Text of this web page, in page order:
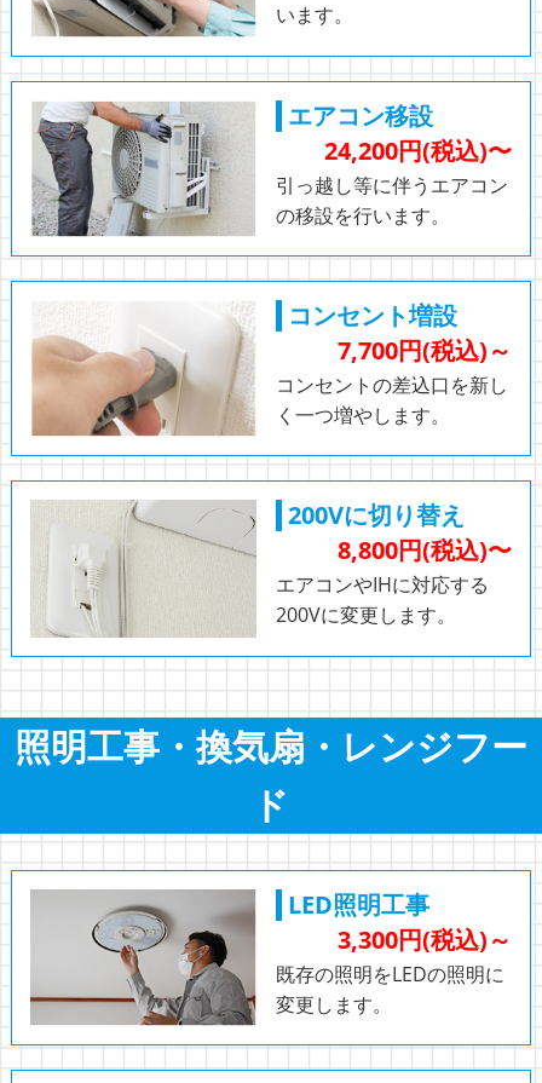
います。
エアコン移設
24,200円(税込)〜
引っ越し等に伴うエアコン
の移設を行います。
コンセント増設
7,700円(税込)～
コンセントの差込口を新し
く一つ増やします。
200Vに切り替え
8,800円(税込)〜
エアコンやIHに対応する
200Vに変更します。
照明工事・換気扇・レンジフー
ド
LED照明工事
3,300円(税込)～
既存の照明をLEDの照明に
変更します。